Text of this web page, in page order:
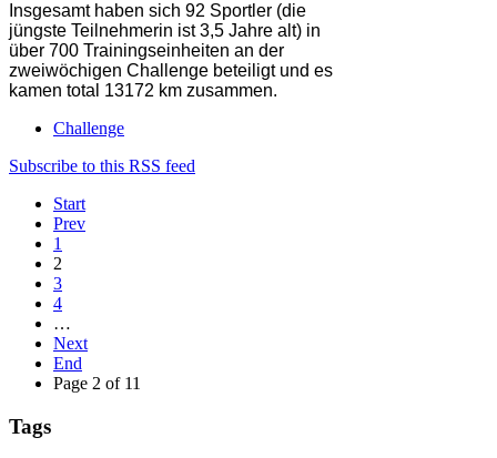
Insgesamt haben sich 92 Sportler (die
jüngste Teilnehmerin ist 3,5 Jahre alt) in
über 700 Trainingseinheiten an der
zweiwöchigen Challenge beteiligt und es
kamen total 13172 km zusammen.
Challenge
Subscribe to this RSS feed
Start
Prev
1
2
3
4
…
Next
End
Page 2 of 11
Tags